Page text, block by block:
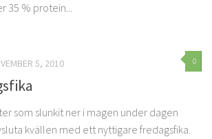
35 % protein...
0
5, 2010
som slunkit ner i magen under dagen
kvällen med ett nyttigare fredagsfika.